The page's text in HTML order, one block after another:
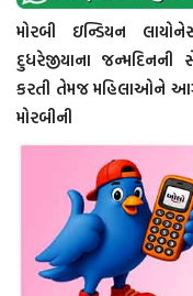
મોરબી ઇન્ડિયન
દુધરેજીયાના
કરતી તેમજ મહિલાઓને
મોરબીની